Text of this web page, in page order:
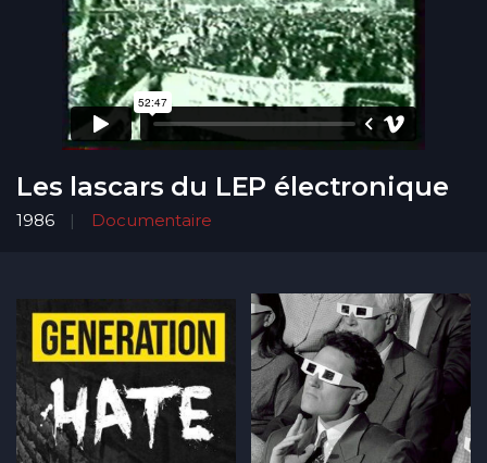
Les lascars du LEP électronique
1986 Documentaire